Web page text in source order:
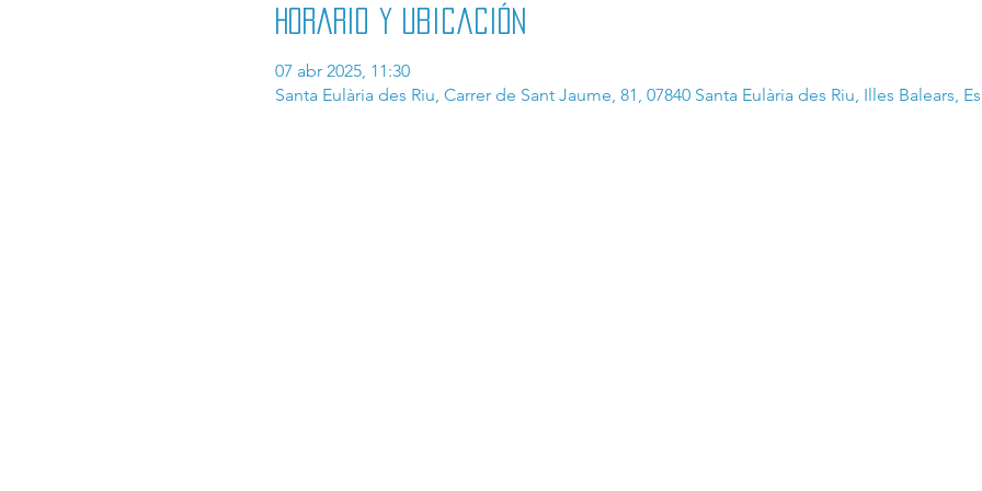
Horario y ubicación
07 abr 2025, 11:30
Santa Eulària des Riu, Carrer de Sant Jaume, 81, 07840 Santa Eulària des Riu, Illes Balears,